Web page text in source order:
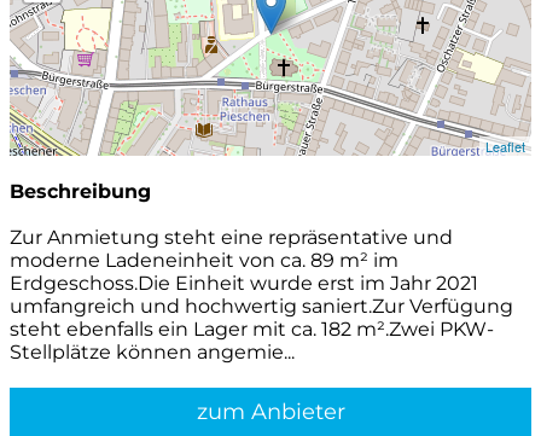
Leaflet
Beschreibung
Zur Anmietung steht eine repräsentative und
moderne Ladeneinheit von ca. 89 m² im
Erdgeschoss.Die Einheit wurde erst im Jahr 2021
umfangreich und hochwertig saniert.Zur Verfügung
steht ebenfalls ein Lager mit ca. 182 m².Zwei PKW-
Stellplätze können angemie...
zum Anbieter